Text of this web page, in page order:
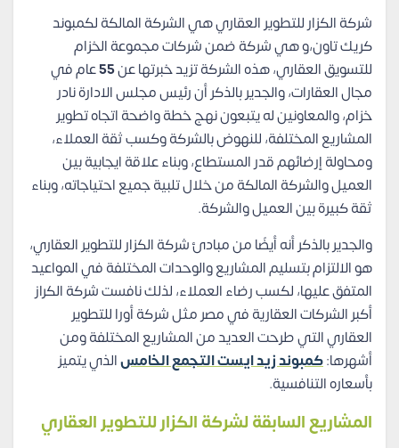
شركة الكزار للتطوير العقاري هي الشركة المالكة لكمبوند
كريك تاون،و هي شركة ضمن شركات مجموعة الخزام
للتسويق العقاري، هذه الشركة تزيد خبرتها عن55عام في
مجال العقارات، والجدير بالذكر أن رئيس مجلس الادارة نادر
خزام، والمعاونين له يتبعون نهج خطة واضحة اتجاه تطوير
المشاريع المختلفة، للنهوض بالشركة وكسب ثقة العملاء،
ومحاولة إرضائهم قدر المستطاع، وبناء علاقة ايجابية بين
العميل والشركة المالكة من خلال تلبية جميع احتياجاته، وبناء
ثقة كبيرة بين العميل والشركة.
والجدير بالذكر أنه أيضًا من مبادئ شركة الكزار للتطوير العقاري،
هو الالتزام بتسليم المشاريع والوحدات المختلفة في المواعيد
المتفق عليها، لكسب رضاء العملاء، لذلك نافست شركة الكراز
أكبر الشركات العقارية في مصر مثل شركة أورا للتطوير
العقاري التي طرحت العديد من المشاريع المختلفة ومن
أشهرها:كمبوند زيد ايست التجمع الخامسالذي يتميز
بأسعاره التنافسية.
المشاريع السابقة لشركة الكزار للتطوير العقاري